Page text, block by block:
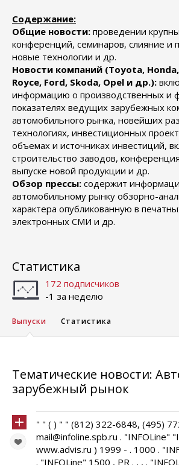
Содержание:
Общие новости: проведении
конференций, семинаров, слияние и
новые технологии и др.
Новости компаний (Toyota,
Royce, Ford, Skoda, Opel и др.):
информацию о производственных и
показателях ведущих зарубежных
автомобильного рынка, новейших
технологиях, инвестиционных
объемах и источниках инвестиций,
строительство заводов,
выпуске новой продукции и др.
Обзор прессы: содержит
автомобильному рынку обзорно-
характера опубликованную в
электронных СМИ и др.
Статистика
172 подписчиков
-1 за неделю
Выпуски Статистика
Тематические новости:
зарубежный рынок
" " ( ) " " (812) 322-6848, (495)
mail@infoline.spb.ru . "INFOLine"
www.advis.ru ) 1999 - . 1000 .
. "INFOLine" 1500 , PR . , , .